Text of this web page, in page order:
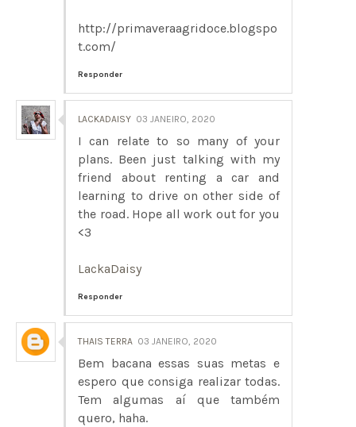
http://primaveraagridoce.blogspo
t.com/
Responder
LACKADAISY 03 JANEIRO, 2020
I can relate to so many of your
plans. Been just talking with my
friend about renting a car and
learning to drive on other side of
the road. Hope all work out for you
<3
LackaDaisy
Responder
THAIS TERRA 03 JANEIRO, 2020
Bem bacana essas suas metas e
espero que consiga realizar todas.
Tem algumas aí que também
quero, haha.